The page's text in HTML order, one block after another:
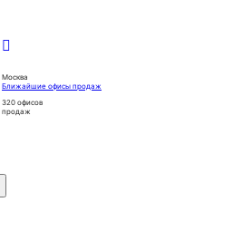
Москва
Ближайшие офисы продаж
320 офисов
продаж